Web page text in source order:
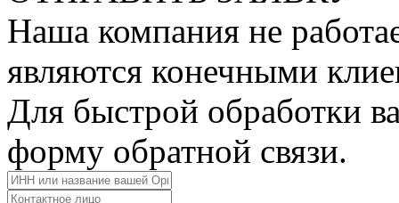
Наша компания не
являются конечными
Для быстрой обработки
форму обратной связи.